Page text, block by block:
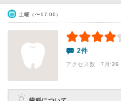
土曜（〜17:00）
2件
アクセス数 7月:26